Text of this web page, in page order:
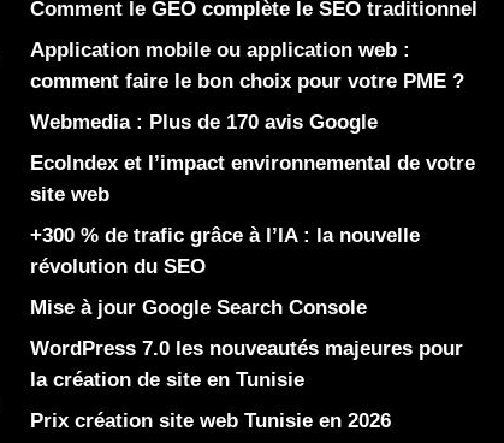
Comment le GEO complète le SEO traditionnel
Application mobile ou application web :
comment faire le bon choix pour votre PME ?
Webmedia : Plus de 170 avis Google
EcoIndex et l’impact environnemental de votre
site web
+300 % de trafic grâce à l’IA : la nouvelle
révolution du SEO
Mise à jour Google Search Console
WordPress 7.0 les nouveautés majeures pour
la création de site en Tunisie
Prix création site web Tunisie en 2026